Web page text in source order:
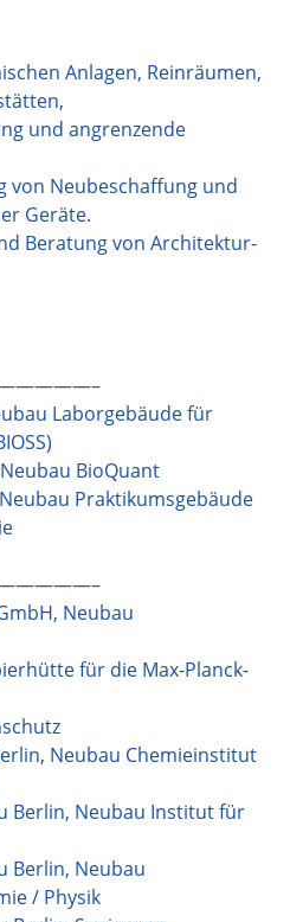
Anlagen, Reinräumen,
und angrenzende
von Neubeschaffung und
Geräte.
Beratung von Architektur-
Laborgebäude für
BioQuant
Praktikumsgebäude
Neubau
für die Max-Planck-
Neubau Chemieinstitut
Berlin, Neubau Institut für
Berlin, Neubau
/ Physik